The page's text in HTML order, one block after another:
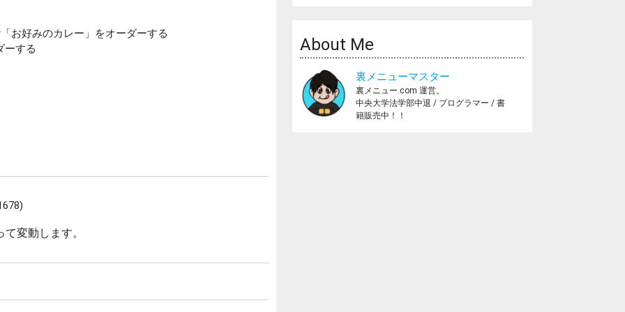
お好みのカレー」をオーダーする
ーする
変動します。
About Me
裏メニューマスター
裏メニュー.com 運営。
中央大学法学部中退 / プログラマー / 書
籍販売中！！